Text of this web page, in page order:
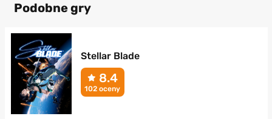
Podobne gry
Stellar Blade
8.4
102 oceny